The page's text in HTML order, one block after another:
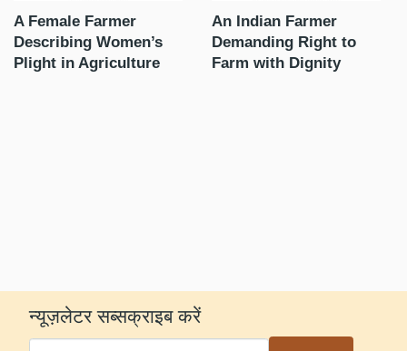
A Female Farmer
Describing Women’s
Plight in Agriculture
An Indian Farmer
Demanding Right to
Farm with Dignity
न्यूज़लेटर सब्सक्राइब करें